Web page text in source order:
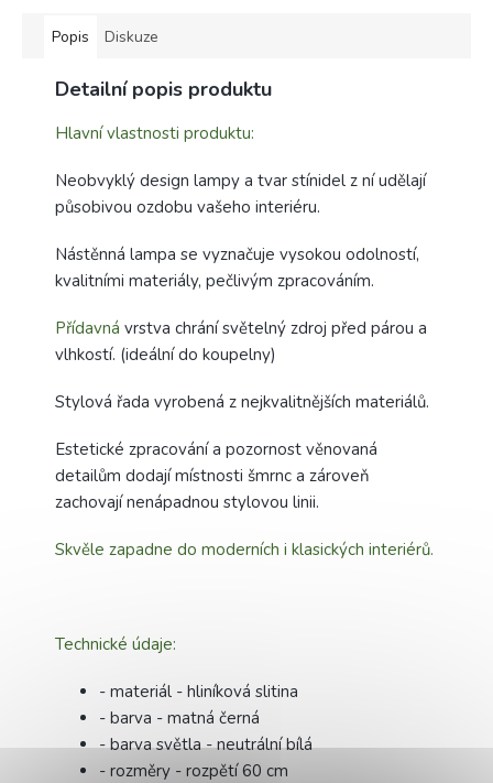
Popis Diskuze
Detailní popis produktu
Hlavní vlastnosti produktu:
Neobvyklý design lampy a tvar stínidel z ní udělají
působivou ozdobu vašeho interiéru.
Nástěnná lampa se vyznačuje vysokou odolností,
kvalitními materiály, pečlivým zpracováním.
Přídavná vrstva chrání světelný zdroj před párou a
vlhkostí. (ideální do koupelny)
Stylová řada vyrobená z nejkvalitnějších materiálů.
Estetické zpracování a pozornost věnovaná
detailům dodají místnosti šmrnc a zároveň
zachovají nenápadnou stylovou linii.
Skvěle zapadne do moderních i klasických interiérů.
Technické údaje:
- materiál - hliníková slitina
- barva - matná černá
- barva světla - neutrální bílá
- rozměry - rozpětí 60 cm